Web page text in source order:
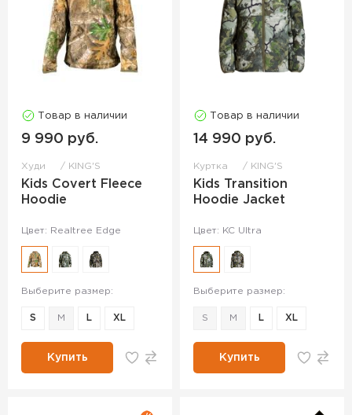
Товар в наличии
9 990 руб.
Худи KING'S
Kids Covert Fleece
Hoodie
Цвет: Realtree Edge
Выберите размер:
S M L XL
Купить
Товар в наличии
14 990 руб.
Куртка KING'S
Kids Transition
Hoodie Jacket
Цвет: KC Ultra
Выберите размер:
S M L XL
Купить